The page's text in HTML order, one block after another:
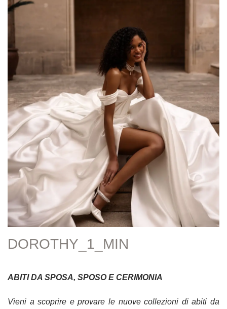
DOROTHY_1_MIN
ABITI DA SPOSA, SPOSO E CERIMONIA
Vieni a scoprire e provare le nuove collezioni di abiti da